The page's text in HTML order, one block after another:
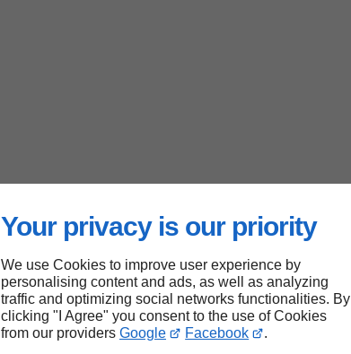
Your privacy is our priority
We use Cookies to improve user experience by
personalising content and ads, as well as analyzing
traffic and optimizing social networks functionalities. By
clicking "I Agree" you consent to the use of Cookies
from our providers Google Facebook .